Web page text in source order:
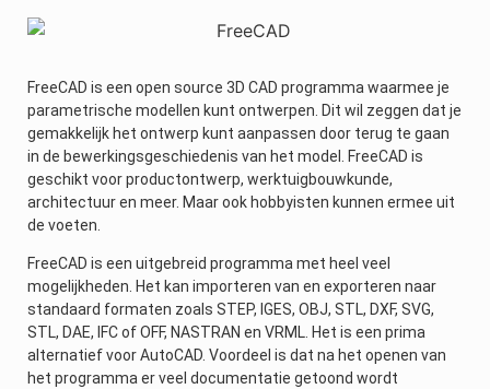
FreeCAD is een open source 3D CAD programma waarmee je
parametrische modellen kunt ontwerpen. Dit wil zeggen dat je
gemakkelijk het ontwerp kunt aanpassen door terug te gaan
in de bewerkingsgeschiedenis van het model. FreeCAD is
geschikt voor productontwerp, werktuigbouwkunde,
architectuur en meer. Maar ook hobbyisten kunnen ermee uit
de voeten.
FreeCAD is een uitgebreid programma met heel veel
mogelijkheden. Het kan importeren van en exporteren naar
standaard formaten zoals STEP, IGES, OBJ, STL, DXF, SVG,
STL, DAE, IFC of OFF, NASTRAN en VRML. Het is een prima
alternatief voor AutoCAD. Voordeel is dat na het openen van
het programma er veel documentatie getoond wordt